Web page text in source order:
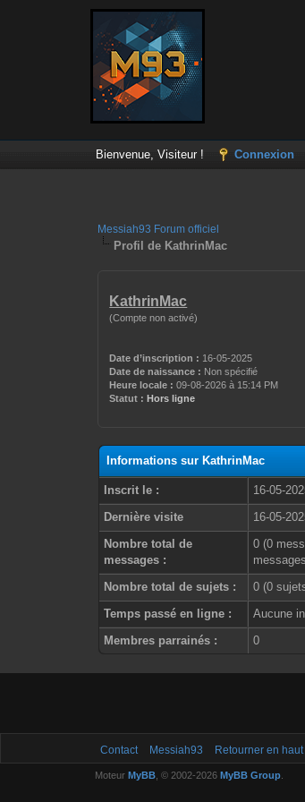
Bienvenue, Visiteur ! Connexion
Messiah93 Forum officiel
Profil de KathrinMac
KathrinMac
(Compte non activé)
Date d’inscription : 16-05-2025
Date de naissance : Non spécifié
Heure locale : 09-08-2026 à 15:14 PM
Statut : Hors ligne
Informations sur KathrinMac
Inscrit le :
16-05-
Dernière visite
16-05-
Nombre total de
messages :
0 (0
Nombre total de sujets :
0 (0
Temps passé en ligne :
Aucune
Membres parrainés :
0
Contact Messiah93 Retourner en haut
Moteur MyBB, © 2002-2026 MyBB Group.